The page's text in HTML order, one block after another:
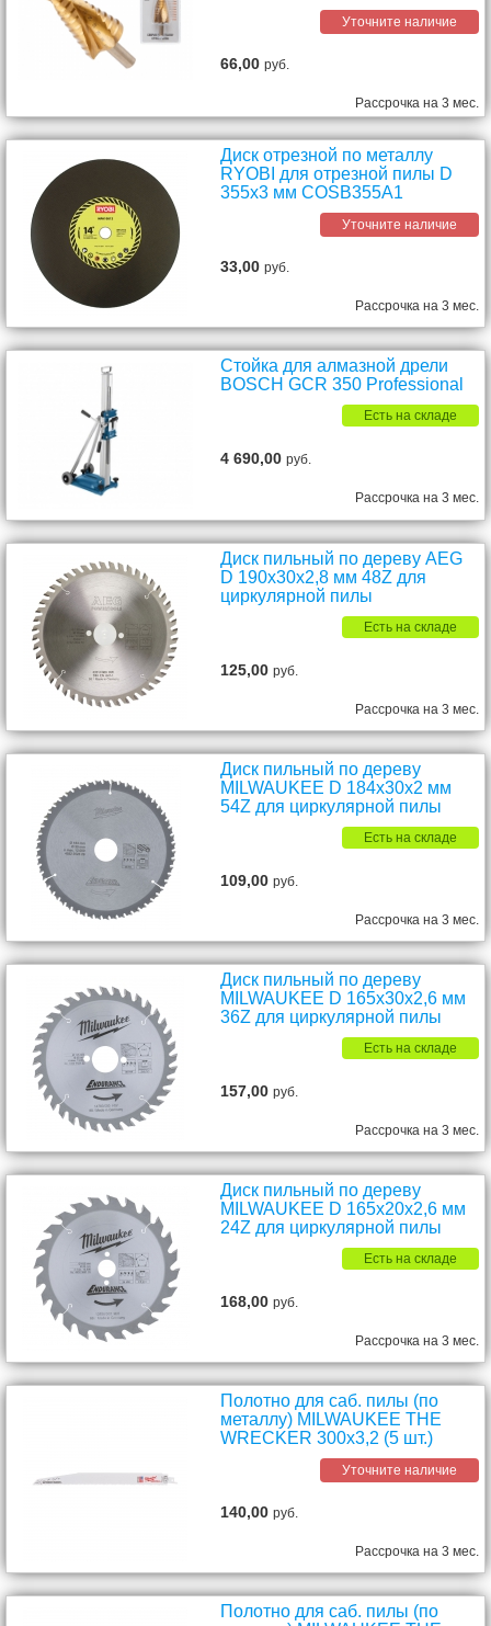
Уточните наличие
66,00руб.
Рассрочка на 3 мес.
Диск отрезной по металлу
RYOBI для отрезной пилы D
355x3 мм COSB355A1
Уточните наличие
33,00руб.
Рассрочка на 3 мес.
Стойка для алмазной дрели
BOSCH GCR 350 Professional
Есть на складе
4 690,00руб.
Рассрочка на 3 мес.
Диск пильный по дереву AEG
D 190х30х2,8 мм 48Z для
циркулярной пилы
Есть на складе
125,00руб.
Рассрочка на 3 мес.
Диск пильный по дереву
MILWAUKEE D 184х30х2 мм
54Z для циркулярной пилы
Есть на складе
109,00руб.
Рассрочка на 3 мес.
Диск пильный по дереву
MILWAUKEE D 165х30х2,6 мм
36Z для циркулярной пилы
Есть на складе
157,00руб.
Рассрочка на 3 мес.
Диск пильный по дереву
MILWAUKEE D 165х20х2,6 мм
24Z для циркулярной пилы
Есть на складе
168,00руб.
Рассрочка на 3 мес.
Полотно для саб. пилы (по
металлу) MILWAUKEE THE
WRECKER 300х3,2 (5 шт.)
Уточните наличие
140,00руб.
Рассрочка на 3 мес.
Полотно для саб. пилы (по